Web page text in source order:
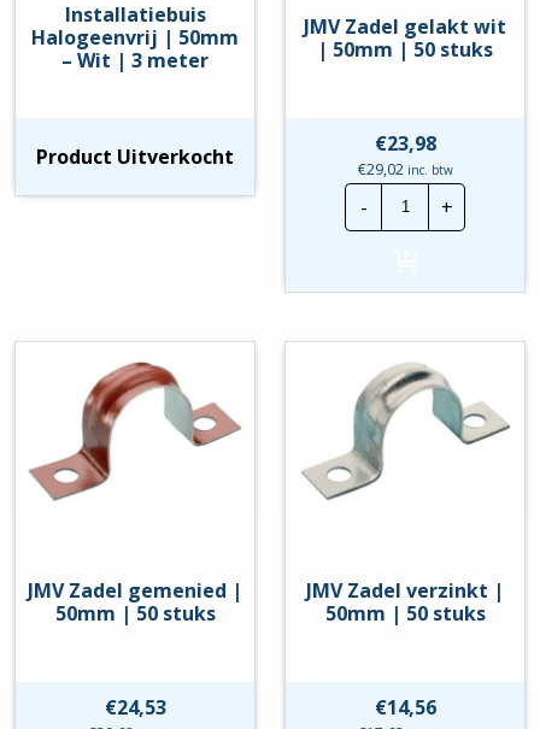
Installatiebuis
Halogeenvrij | 50mm
– Wit | 3 meter
Product Uitverkocht
JMV Zadel gelakt wit
| 50mm | 50 stuks
€23,98
€29,02 inc. btw
-
JMV
Zadel
gelakt
50mm
stuks
hoeveelheid
+
JMV Zadel gemenied |
50mm | 50 stuks
€24,53
JMV Zadel verzinkt |
50mm | 50 stuks
€14,56